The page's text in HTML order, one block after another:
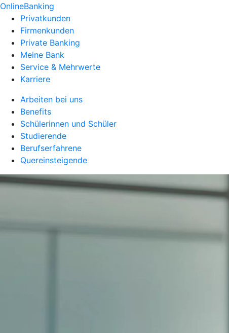
OnlineBanking
Privatkunden
Firmenkunden
Private Banking
Meine Bank
Service & Mehrwerte
Karriere
Arbeiten bei uns
Benefits
Schülerinnen und Schüler
Studierende
Berufserfahrene
Quereinsteigende